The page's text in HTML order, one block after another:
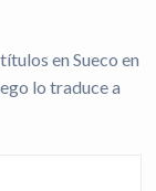
en Sueco en
lo traduce a